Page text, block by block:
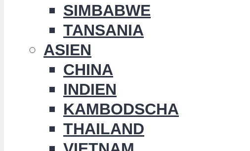
SIMBABWE
TANSANIA
ASIEN
CHINA
INDIEN
KAMBODSCHA
THAILAND